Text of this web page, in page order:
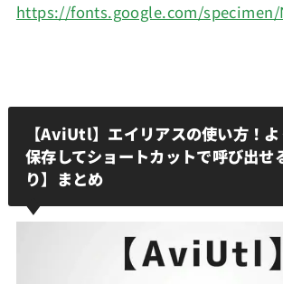
https://fonts.google.com/specimen/
【AviUtl】エイリアスの使い方！
保存してショートカットで呼び出せ
り】まとめ